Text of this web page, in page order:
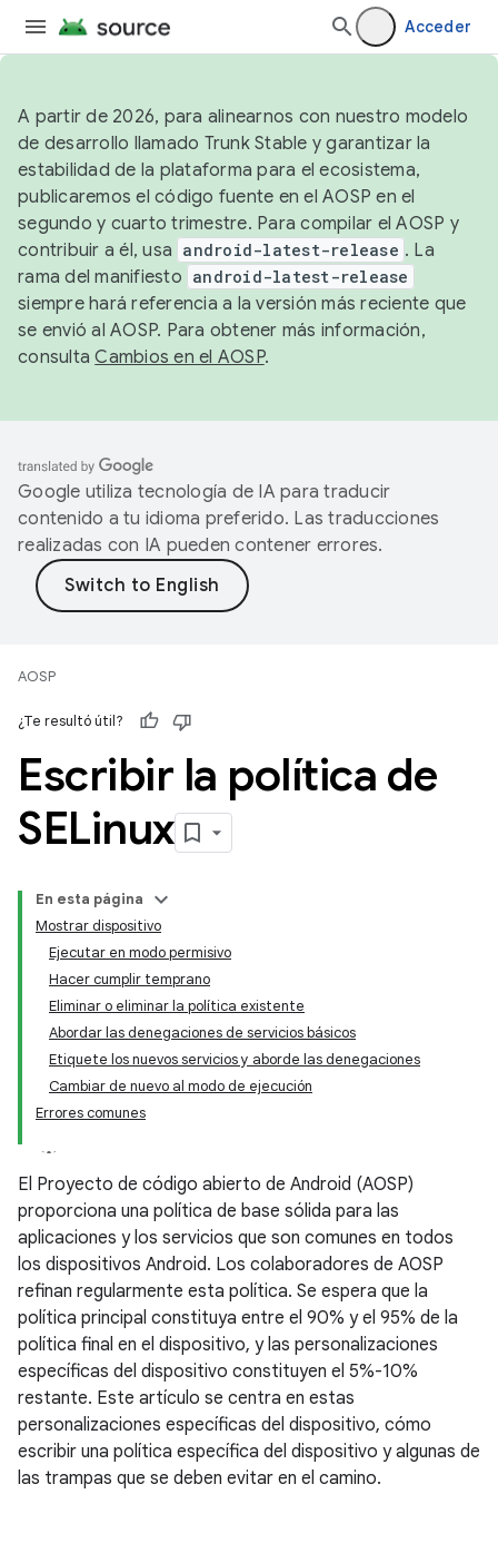
Acceder
A partir de 2026, para alinearnos con nuestro modelo
de desarrollo llamado Trunk Stable y garantizar la
estabilidad de la plataforma para el ecosistema,
publicaremos el código fuente en el AOSP en el
segundo y cuarto trimestre. Para compilar el AOSP y
contribuir a él, usa android-latest-release . La
rama del manifiesto android-latest-release
siempre hará referencia a la versión más reciente que
se envió al AOSP. Para obtener más información,
consultaCambios en el AOSP.
Google utiliza tecnología de IA para traducir
contenido a tu idioma preferido. Las traducciones
realizadas con IA pueden contener errores.
AOSP
¿Te resultó útil?
Escribir la política de
SELinux
En esta página
Mostrar dispositivo
Ejecutar en modo permisivo
Hacer cumplir temprano
Eliminar o eliminar la política existente
Abordar las denegaciones de servicios básicos
Etiquete los nuevos servicios y aborde las denegaciones
Cambiar de nuevo al modo de ejecución
Errores comunes
El Proyecto de código abierto de Android (AOSP)
proporciona una política de base sólida para las
aplicaciones y los servicios que son comunes en todos
los dispositivos Android. Los colaboradores de AOSP
refinan regularmente esta política. Se espera que la
política principal constituya entre el 90% y el 95% de la
política final en el dispositivo, y las personalizaciones
específicas del dispositivo constituyen el 5%-10%
restante. Este artículo se centra en estas
personalizaciones específicas del dispositivo, cómo
escribir una política específica del dispositivo y algunas de
las trampas que se deben evitar en el camino.